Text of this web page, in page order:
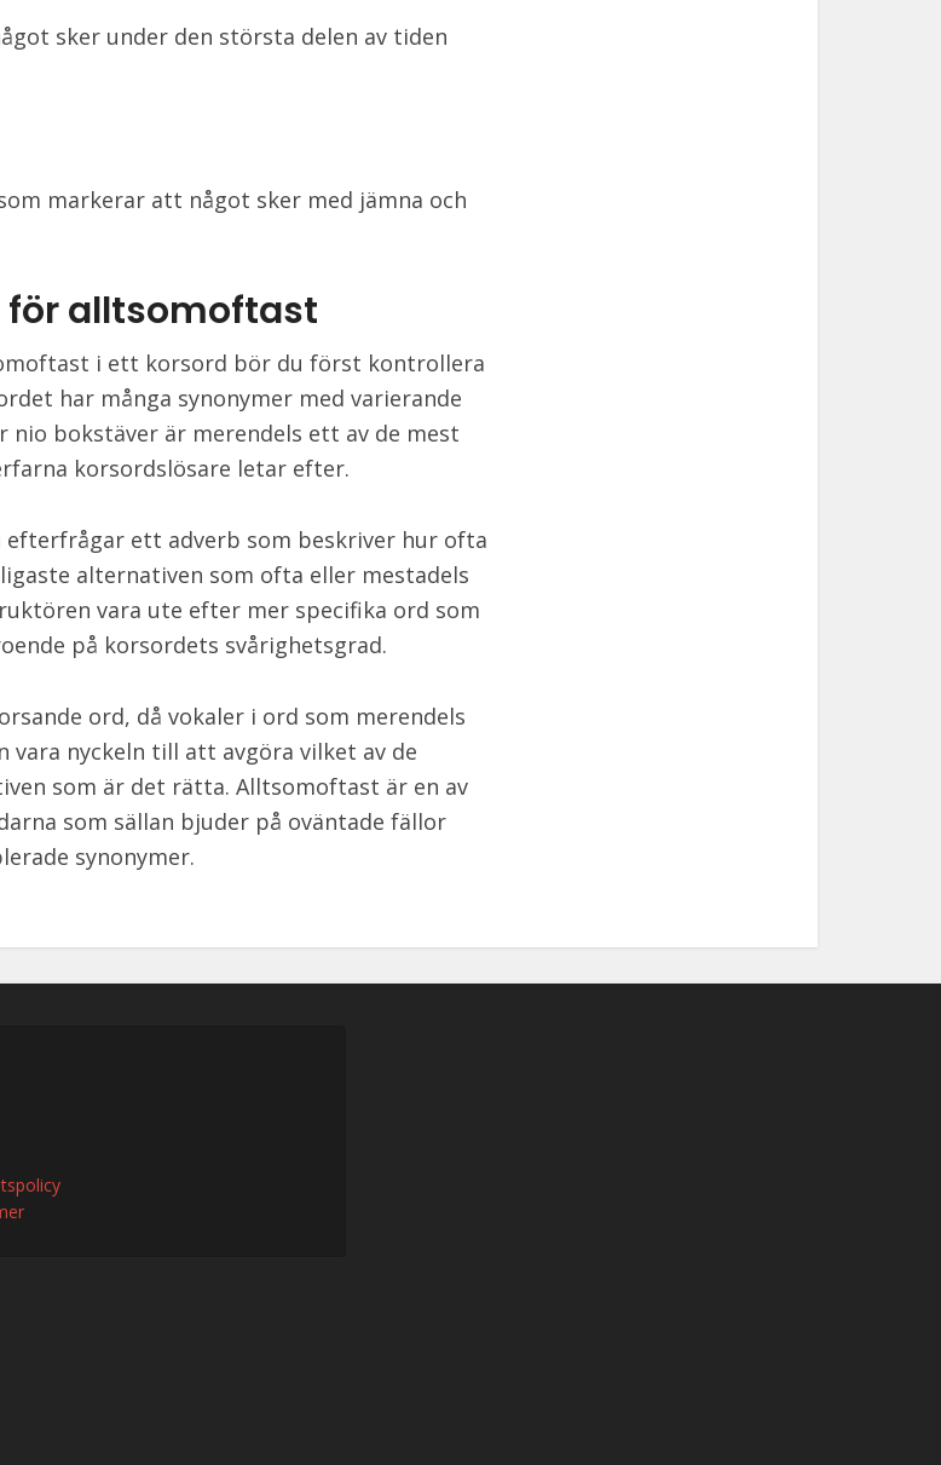
sker under den största delen av tiden
markerar att något sker med jämna och
för alltsomoftast
i ett korsord bör du först kontrollera
har många synonymer med varierande
nio bokstäver är merendels ett av de mest
korsordslösare letar efter.
ett adverb som beskriver hur ofta
alternativen som ofta eller mestadels
vara ute efter mer specifika ord som
på korsordets svårighetsgrad.
ord, då vokaler i ord som merendels
vara nyckeln till att avgöra vilket av de
som är det rätta. Alltsomoftast är en av
som sällan bjuder på oväntade fällor
synonymer.